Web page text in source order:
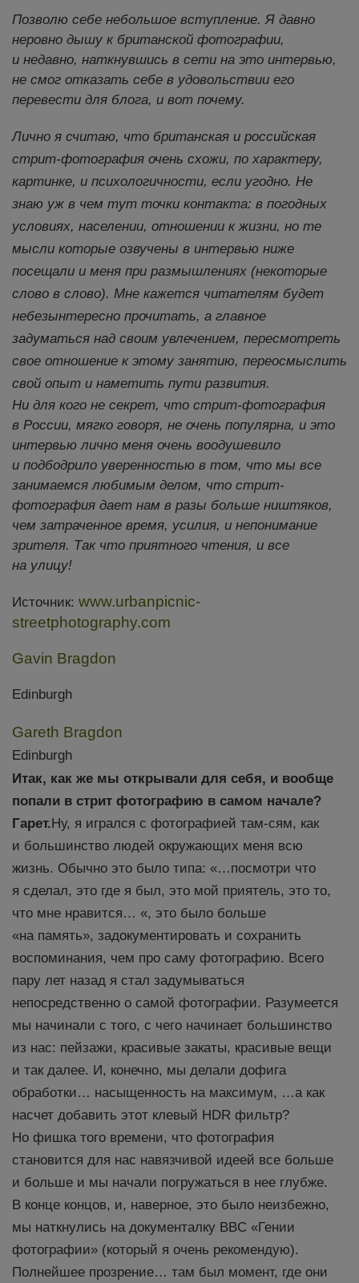
Позволю себе небольшое вступление. Я давно
неровно дышу к британской фотографии,
и недавно, наткнувшись в сети на это интервью,
не смог отказать себе в удовольствии его
перевести для блога, и вот почему.
Лично я считаю, что британская и российская
стрит-фотография очень схожи, по характеру,
картинке, и психологичности, если угодно. Не
знаю уж в чем тут точки контакта: в погодных
условиях, населении, отношении к жизни, но те
мысли которые озвучены в интервью ниже
посещали и меня при размышлениях (некоторые
слово в слово). Мне кажется читателям будет
небезынтересно прочитать, а главное
задуматься над своим увлечением, пересмотреть
свое отношение к этому занятию, переосмыслить
свой опыт и наметить пути развития.
Ни для кого не секрет, что стрит-фотография
в России, мягко говоря, не очень популярна, и это
интервью лично меня очень воодушевило
и подбодрило уверенностью в том, что мы все
занимаемся любимым делом, что стрит-
фотография дает нам в разы больше ништяков,
чем затраченное время, усилия, и непонимание
зрителя. Так что приятного чтения, и все
на улицу!
Источник: www.urbanpicnic-
streetphotography.com
Gavin Bragdon
Edinburgh
Gareth Bragdon
Edinburgh
Итак, как же мы открывали для себя, и вообще
попали в стрит фотографию в самом начале?
Гарет.Ну, я игрался с фотографией там-сям, как
и большинство людей окружающих меня всю
жизнь. Обычно это было типа: «…посмотри что
я сделал, это где я был, это мой приятель, это то,
что мне нравится… «, это было больше
«на память», задокументировать и сохранить
воспоминания, чем про саму фотографию. Всего
пару лет назад я стал задумываться
непосредственно о самой фотографии. Разумеется
мы начинали с того, с чего начинает большинство
из нас: пейзажи, красивые закаты, красивые вещи
и так далее. И, конечно, мы делали дофига
обработки… насыщенность на максимум, …а как
насчет добавить этот клевый HDR фильтр?
Но фишка того времени, что фотография
становится для нас навязчивой идеей все больше
и больше и мы начали погружаться в нее глубже.
В конце концов, и, наверное, это было неизбежно,
мы наткнулись на документалку BBC «Гении
фотографии» (который я очень рекомендую).
Полнейшее прозрение… там был момент, где они